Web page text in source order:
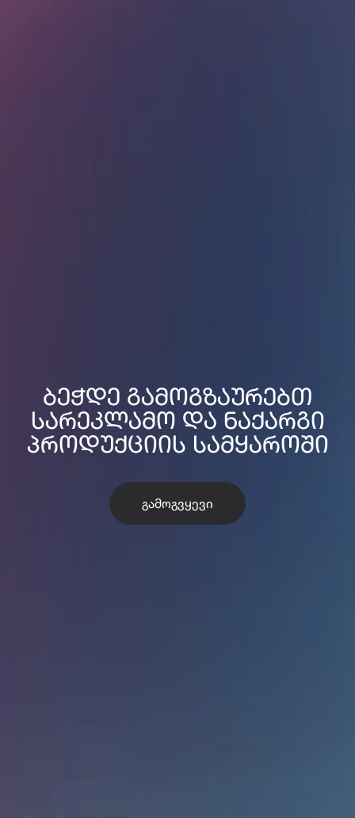
ბეჭდე გამოგზაურებთ
სარეკლამო და ნაქარგი
პროდუქციის სამყაროში
ᲒᲐᲛᲝᲒᲕᲧᲔᲕᲘ